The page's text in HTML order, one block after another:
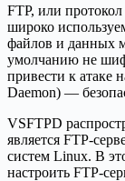
FTP, или
широко
файлов и данных
умолчанию не
привести к атаке
Daemon) —
VSFTPD
является FTP-
систем Linux. В
настроить FTP-